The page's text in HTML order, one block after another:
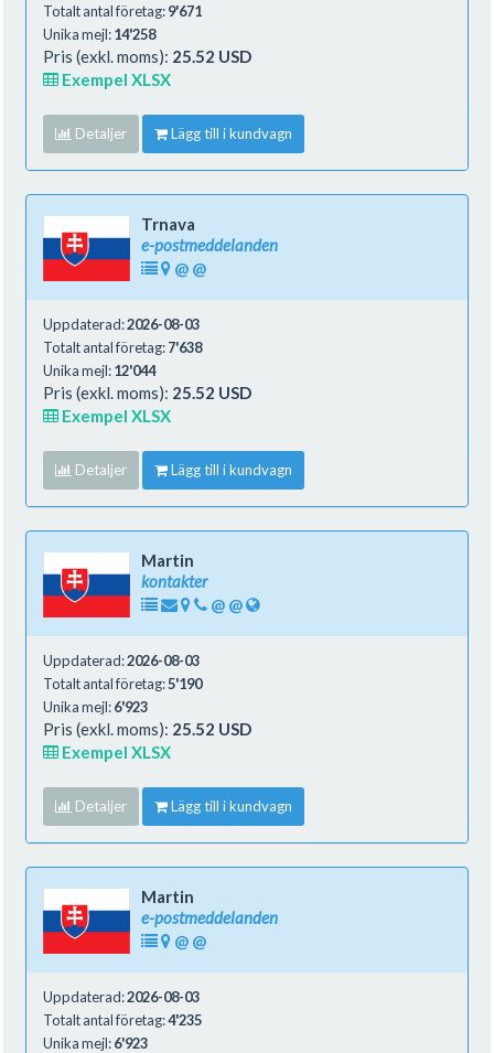
Totalt antal företag:9'671
Unika mejl:14'258
Pris (exkl. moms): 25.52 USD
Exempel XLSX
Detaljer Lägg till i kundvagn
Trnava
e-postmeddelanden
@ @
Uppdaterad:2026-08-03
Totalt antal företag:7'638
Unika mejl:12'044
Pris (exkl. moms): 25.52 USD
Exempel XLSX
Detaljer Lägg till i kundvagn
Martin
kontakter
@ @
Uppdaterad:2026-08-03
Totalt antal företag:5'190
Unika mejl:6'923
Pris (exkl. moms): 25.52 USD
Exempel XLSX
Detaljer Lägg till i kundvagn
Martin
e-postmeddelanden
@ @
Uppdaterad:2026-08-03
Totalt antal företag:4'235
Unika mejl:6'923